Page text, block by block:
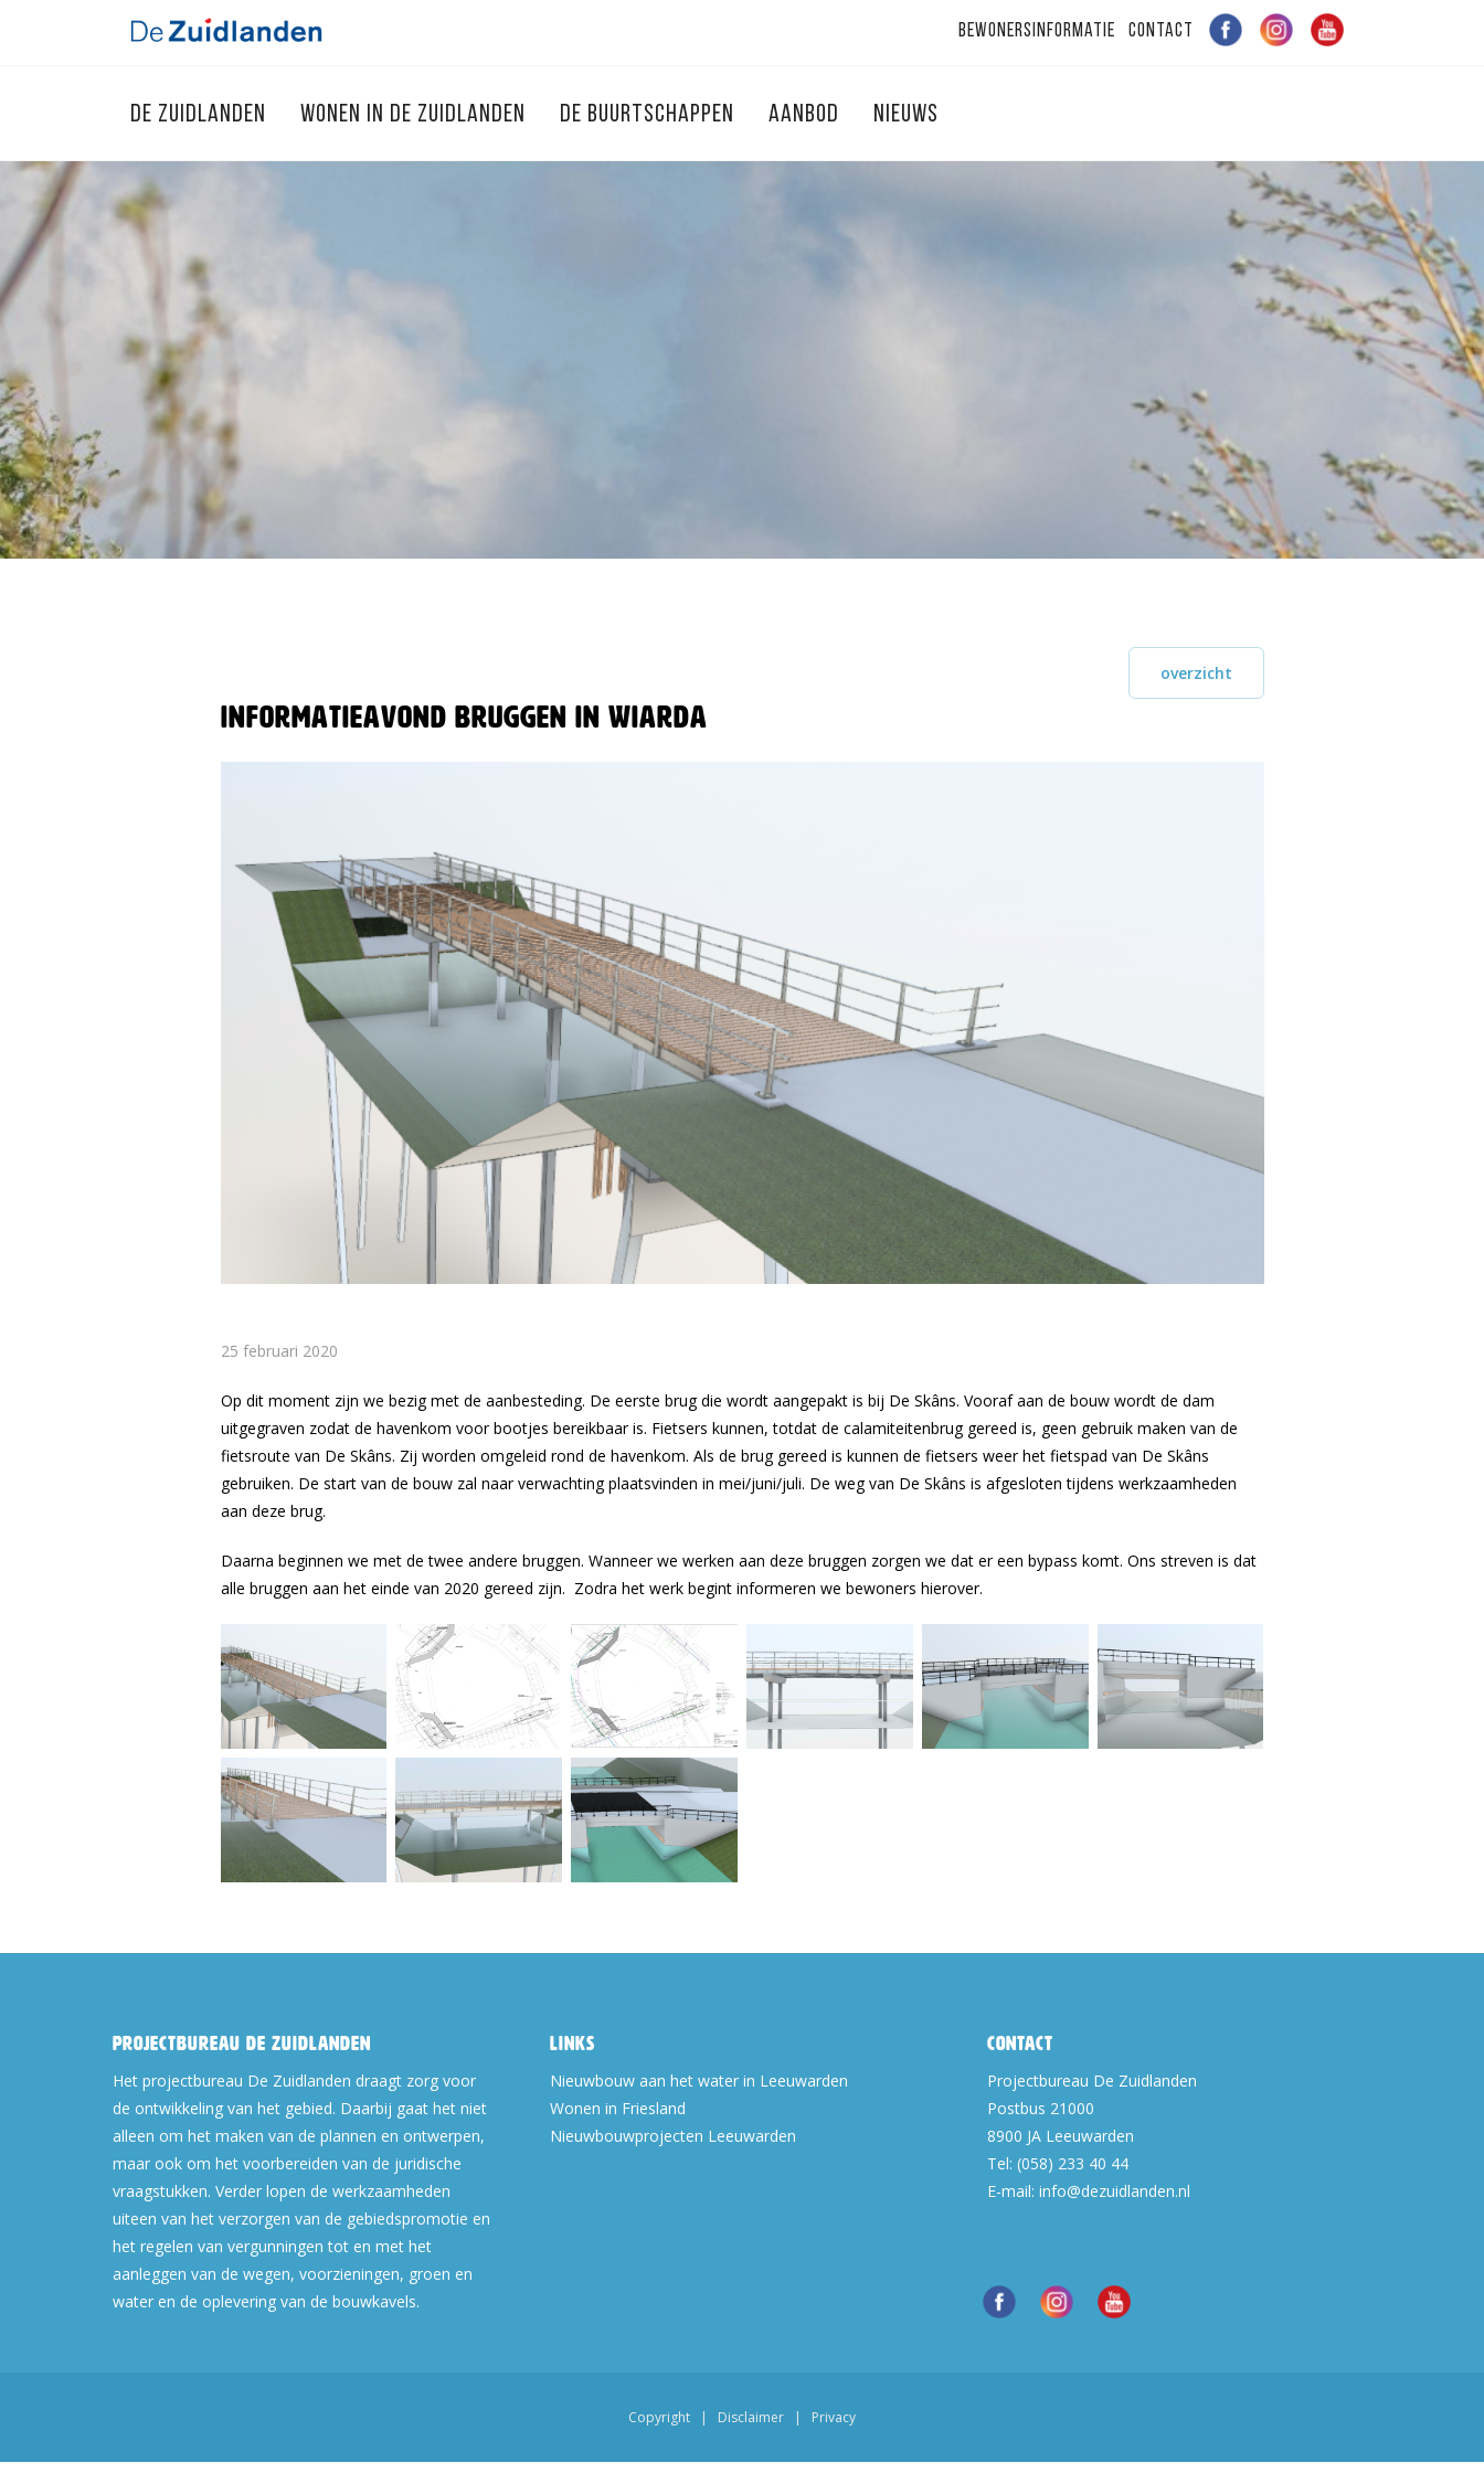
Bewonersinformatie Contact
DE ZUIDLANDEN WONEN IN DE ZUIDLANDEN DE BUURTSCHAPPEN AANBOD NIEUWS
overzicht
Informatieavond bruggen in Wiarda
25 februari 2020
Op dit moment zijn we bezig met de aanbesteding. De eerste brug die wordt aangepakt is bij De Skâns. Vooraf aan de bouw wordt de dam
uitgegraven zodat de havenkom voor bootjes bereikbaar is. Fietsers kunnen, totdat de calamiteitenbrug gereed is, geen gebruik maken van de
fietsroute van De Skâns. Zij worden omgeleid rond de havenkom. Als de brug gereed is kunnen de fietsers weer het fietspad van De Skâns
gebruiken. De start van de bouw zal naar verwachting plaatsvinden in mei/juni/juli. De weg van De Skâns is afgesloten tijdens werkzaamheden
aan deze brug.
Daarna beginnen we met de twee andere bruggen. Wanneer we werken aan deze bruggen zorgen we dat er een bypass komt. Ons streven is dat
alle bruggen aan het einde van 2020 gereed zijn. Zodra het werk begint informeren we bewoners hierover.
Projectbureau De Zuidlanden
Het projectbureau De Zuidlanden draagt zorg voor
de ontwikkeling van het gebied. Daarbij gaat het niet
alleen om het maken van de plannen en ontwerpen,
maar ook om het voorbereiden van de juridische
vraagstukken. Verder lopen de werkzaamheden
uiteen van het verzorgen van de gebiedspromotie en
het regelen van vergunningen tot en met het
aanleggen van de wegen, voorzieningen, groen en
water en de oplevering van de bouwkavels.
Links
Nieuwbouw aan het water in Leeuwarden
Wonen in Friesland
Nieuwbouwprojecten Leeuwarden
Contact
Projectbureau De Zuidlanden
Postbus 21000
8900 JA Leeuwarden
Tel: (058) 233 40 44
E-mail: info@dezuidlanden.nl
Copyright | Disclaimer | Privacy